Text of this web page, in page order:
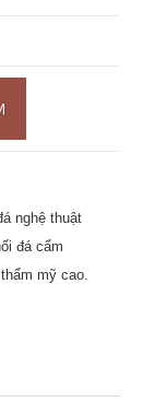
nghệ thuật
đá cẩm
mỹ cao.